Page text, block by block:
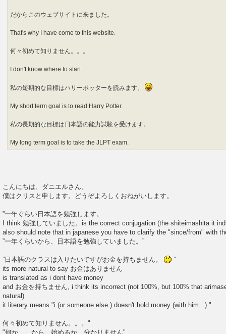
だからこのウェブサイトに来ました。
That's why I have come to this website.
何々初めて知りません。。。
I don't know where to start.
私の短期的な目標はハリーポッターを読みます。
My short term goal is to read Harry Potter.
私の長期的な目標は日本語の能力試験を受けます。
My long term goal is to take the JLPT exam.
こんにちは、ダニエルさん。
僕はクリスと申します。どうぞよろしくおねがいします。
”一年ぐらい日本語を勉強します。
I think 勉強していました。is the correct conjugation (the shiteimashita it
also should note that in japanese you have to clarify the "since/from" with
”一年くらいから、日本語を勉強していました。”
”日本語のクラスは入りたいですがお金を持ちません。
”
its more natural to say お金はありません
is translated as i dont have money
and お金を持ちません, i think its incorrect (not 100%, but 100% that
natural)
it literary means "i (or someone else ) doesn't hold money (with him...) "
何々初めて知りません。。。"
"何か から 始めるか 分かりません"